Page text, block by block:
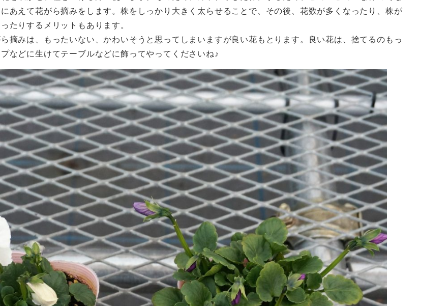
あえて花がら摘みをします。株をしっかり大きく太らせることで、その後、花数が多くなったり、株が
たりするメリットもあります。
摘みは、もったいない、かわいそうと思ってしまいますが良い花もとります。良い花は、捨てるのもっ
などに生けてテーブルなどに飾ってやってくださいね♪